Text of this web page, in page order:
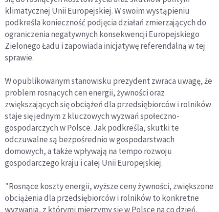
klimatycznej Unii Europejskiej. W swoim wystąpieniu
podkreśla konieczność podjęcia działań zmierzających do
ograniczenia negatywnych konsekwencji Europejskiego
Zielonego Ładu i zapowiada inicjatywę referendalną w tej
sprawie.
W opublikowanym stanowisku prezydent zwraca uwagę, że
problem rosnących cen energii, żywności oraz
zwiększających się obciążeń dla przedsiębiorców i rolników
staje się jednym z kluczowych wyzwań społeczno-
gospodarczych w Polsce. Jak podkreśla, skutki te
odczuwalne są bezpośrednio w gospodarstwach
domowych, a także wpływają na tempo rozwoju
gospodarczego kraju i całej Unii Europejskiej.
"Rosnące koszty energii, wyższe ceny żywności, zwiększone
obciążenia dla przedsiębiorców i rolników to konkretne
wyzwania, z którymi mierzymy się w Polsce na co dzień.